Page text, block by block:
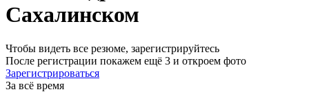
Сахалинском
Чтобы видеть все резюме, зарегистрируйтесь
После регистрации покажем ещё 3 и откроем фото
Зарегистрироваться
За всё время